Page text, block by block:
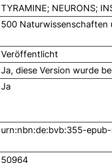
TYRAMINE; NEURONS;
500 Naturwissenschaften
Veröffentlicht
Ja, diese Version wurde
Ja
urn:nbn:de:bvb:355-
50964